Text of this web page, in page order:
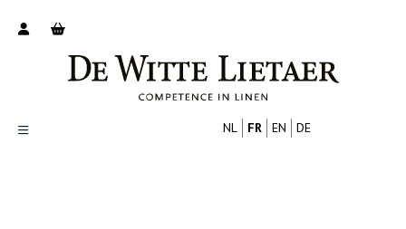
NL FR EN DE